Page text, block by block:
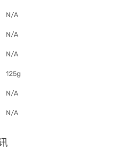
N/A
N/A
N/A
125g
N/A
N/A